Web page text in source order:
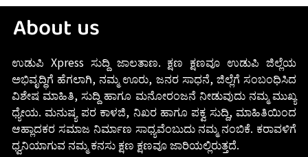
About us
ಉಡುಪಿ Xpress ಸುದ್ದಿ ಜಾಲತಾಣ. ಕ್ಷಣ ಕ್ಷಣವೂ ಉಡುಪಿ ಜಿಲ್ಲೆಯ
ಅಭಿವೃದ್ಧಿಗೆ ಹೆಗಲಾಗಿ, ನಮ್ಮ ಊರು, ಜನರ ಸಾಧನೆ, ಜಿಲ್ಲೆಗೆ ಸಂಬಂಧಿಸಿದ
ವಿಶೇಷ ಮಾಹಿತಿ, ಸುದ್ದಿ ಹಾಗೂ ಮನೋರಂಜನೆ ನೀಡುವುದು ನಮ್ಮ ಮುಖ್ಯ
ಧ್ಯೇಯ. ಮನುಷ್ಯ ಪರ ಕಾಳಜಿ, ನಿಖರ ಹಾಗೂ ಪಕ್ವ ಸುದ್ದಿ, ಮಾಹಿತಿಯಿಂದ
ಆಹ್ಲಾದಕರ ಸಮಾಜ ನಿರ್ಮಾಣ ಸಾಧ್ಯವೆಂಬುದು ನಮ್ಮ ನಂಬಿಕೆ. ಕರಾವಳಿಗೆ
ಧ್ವನಿಯಾಗುವ ನಮ್ಮ ಕನಸು ಕ್ಷಣ ಕ್ಷಣವೂ ಜಾರಿಯಲ್ಲಿರುತ್ತದೆ.